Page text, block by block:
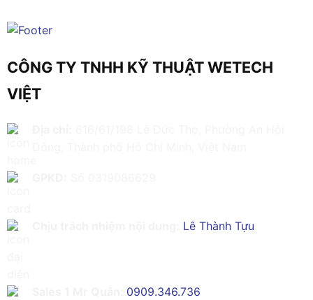
CÔNG TY TNHH KỸ THUẬT WETECH
VIỆT
Lê Thành Tựu
0909.346.736